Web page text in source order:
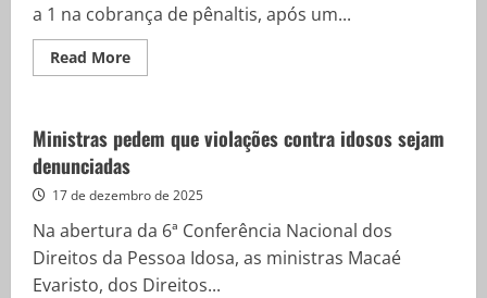
a 1 na cobrança de pênaltis, após um...
Read MoreRead
more
para
PSG
vê
sonho
bi
mundial
ser
adiado
Ministras pedem que violações contra idosos sejam
denunciadas
17 de dezembro de 2025
Na abertura da 6ª Conferência Nacional dos
Direitos da Pessoa Idosa, as ministras Macaé
Evaristo, dos Direitos...